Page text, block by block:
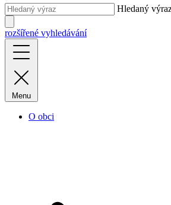
Hledaný
rozšířené vyhledávání
Menu
O obci